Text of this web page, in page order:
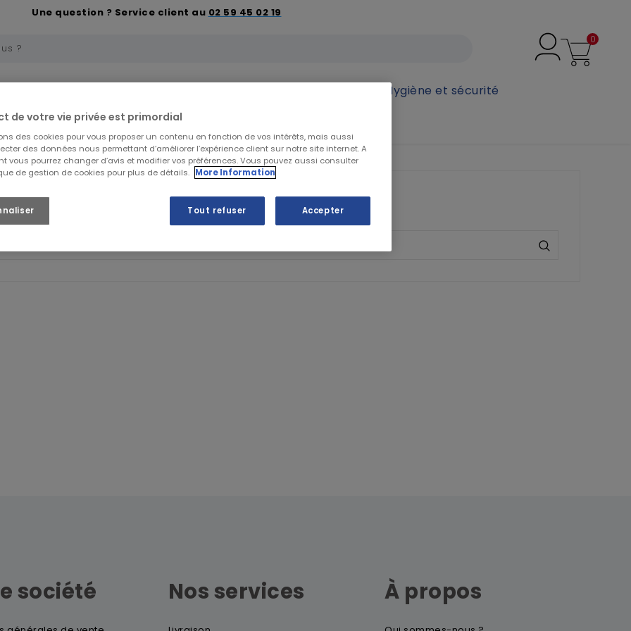
Une question ? Service client au 02 59 45 02 19
0
Hygiène et sécurité
PRODUITS DE LA MARQUE MILLER HONEYWELL
NOUS EXCUSER POUR LE DÉSAGRÉMENT.
une nouvelle recherche
société Nos services À propos
de votre vie privée est primordial
des cookies pour vous proposer un contenu en fonction de vos intérêts, mais aussi
des données nous permettant d’améliorer l’expérience client sur notre site internet. A
vous pourrez changer d’avis et modifier vos préférences. Vous pouvez aussi consulter
de gestion de cookies pour plus de détails. More Information
Tout refuser Accepter